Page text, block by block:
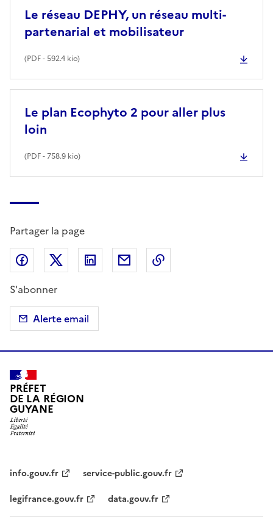
Le réseau DEPHY, un réseau multi-
partenarial et mobilisateur
(PDF- 592.4 kio)
Le plan Ecophyto 2 pour aller plus
loin
(PDF- 758.9 kio)
Partager la page
Partager sur Facebook
Partager sur X (anciennement Twitter)
Partager sur LinkedIn
Partager par email
S'abonner
Alerte email
PRÉFET
DE LA RÉGION
GUYANE
info.gouv.fr
service-public.gouv.fr
legifrance.gouv.fr
data.gouv.fr